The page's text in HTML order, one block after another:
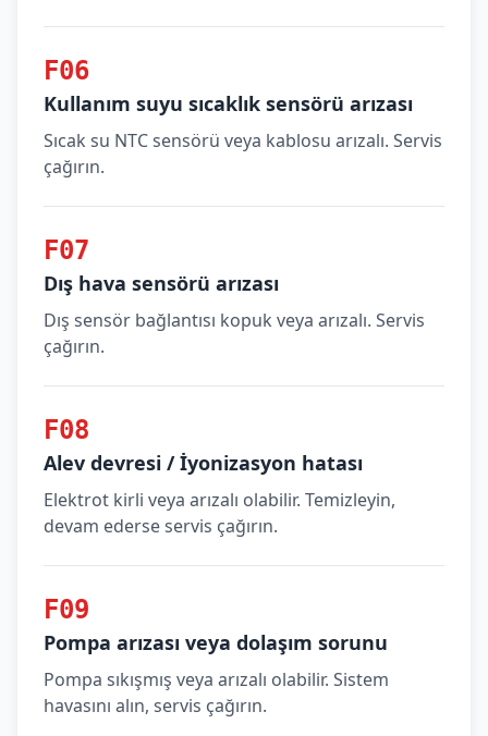
F06
Kullanım suyu sıcaklık sensörü arızası
Sıcak su NTC sensörü veya kablosu arızalı. Servis
çağırın.
F07
Dış hava sensörü arızası
Dış sensör bağlantısı kopuk veya arızalı. Servis
çağırın.
F08
Alev devresi / İyonizasyon hatası
Elektrot kirli veya arızalı olabilir. Temizleyin,
devam ederse servis çağırın.
F09
Pompa arızası veya dolaşım sorunu
Pompa sıkışmış veya arızalı olabilir. Sistem
havasını alın, servis çağırın.